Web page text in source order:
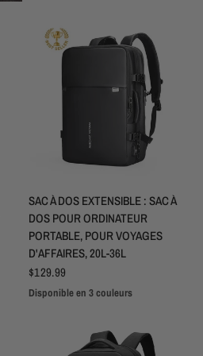
APERÇU RAPIDE
SAC À DOS EXTENSIBLE : SAC À
DOS POUR ORDINATEUR
PORTABLE, POUR VOYAGES
D'AFFAIRES, 20L-36L
$129.99
NoirGrisVert
Disponible en 3 couleurs